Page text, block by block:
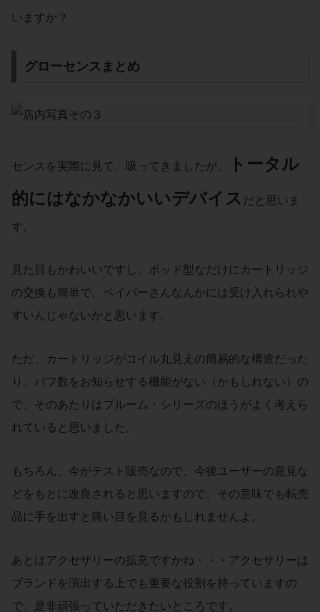
いますか？
グローセンスまとめ
センスを実際に見て、吸ってきましたが、
トータル
的にはなかなかいいデバイス だと思いま
す。
見た目もかわいいですし、ポッド型なだけにカートリッジ
の交換も簡単で、ベイパーさんなんかには受け入れられや
すいんじゃないかと思います。
ただ、カートリッジがコイル丸見えの簡易的な構造だった
り、パフ数をお知らせする機能がない（かもしれない）の
で、そのあたりはプルーム・シリーズのほうがよく考えら
れていると思いました。
もちろん、今がテスト販売なので、今後ユーザーの意見な
どをもとに改良されると思いますので、その意味でも転売
品に手を出すと痛い目を見るかもしれませんよ。
あとはアクセサリーの拡充ですかね・・・アクセサリーは
ブランドを演出する上でも重要な役割を持っていますの
で、是非頑張っていただきたいところです。